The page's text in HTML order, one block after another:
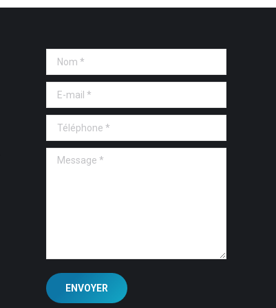
Nom *
E-mail *
Téléphone *
Message *
ENVOYER